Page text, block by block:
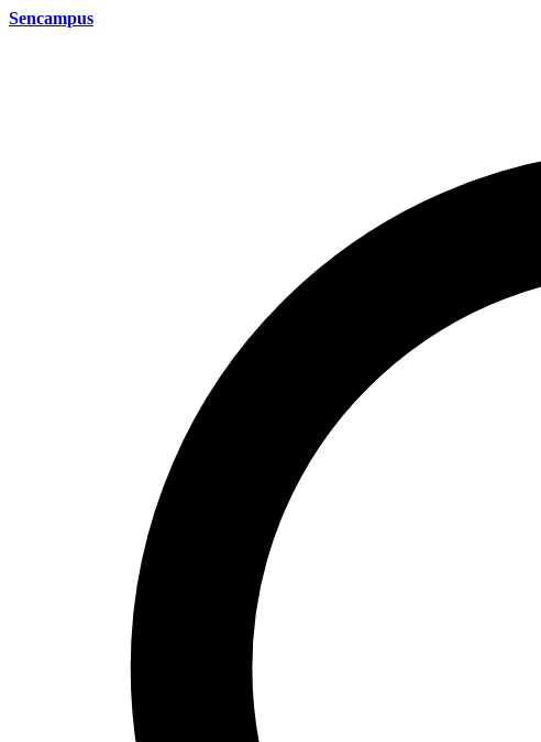
Sencampus